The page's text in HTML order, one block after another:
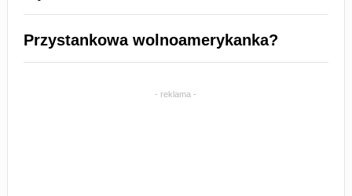
Przystankowa wolnoamerykanka?
- reklama -